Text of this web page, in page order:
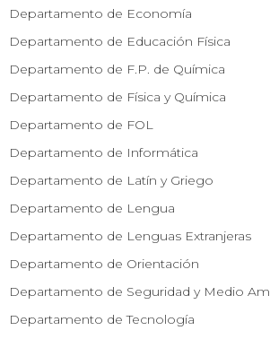
Departamento de Economía
Departamento de Educación Física
Departamento de F.P. de Química
Departamento de Física y Química
Departamento de FOL
Departamento de Informática
Departamento de Latín y Griego
Departamento de Lengua
Departamento de Lenguas Extranjeras
Departamento de Orientación
Departamento de Seguridad y Medio
Departamento de Tecnología